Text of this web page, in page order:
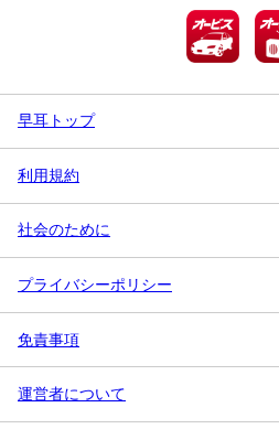
早耳トップ
利用規約
社会のために
プライバシーポリシー
免責事項
運営者について